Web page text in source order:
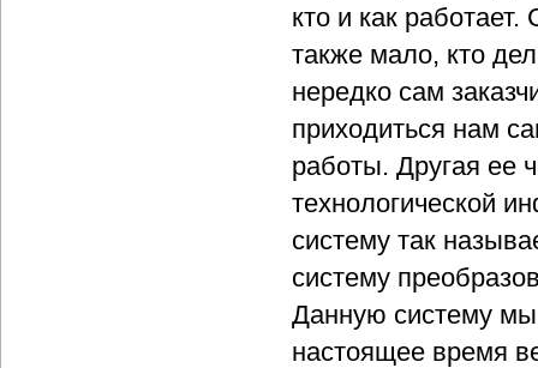
кто и как
также мало, кто
нередко сам
приходиться нам
работы. Другая ее
технологической
систему так
систему
Данную систему мы
настоящее время